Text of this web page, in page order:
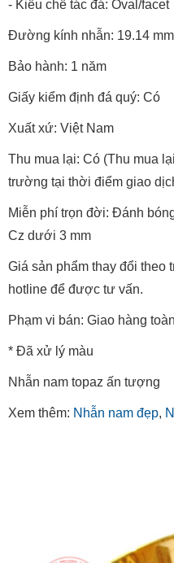
- Kiểu chế tác đá: Oval/facet
Đường kính nhẫn: 19.14 mm
Bảo hành: 1 năm
Giấy kiểm định đá quý: Có
Xuất xứ: Việt Nam
Thu mua lại: Có (Thu mua
trường tại thời điểm giao
Miễn phí trọn đời: Đánh
Cz dưới 3 mm
Giá sản phẩm thay đổi theo
hotline để được tư vấn.
Phạm vi bán: Giao hàng
* Đã xử lý màu
Nhẫn nam topaz ấn tượng
Xem thêm: Nhẫn nam đẹp,